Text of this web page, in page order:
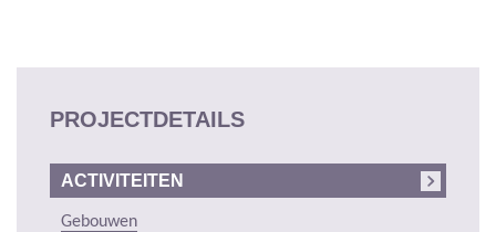
PROJECTDETAILS
ACTIVITEITEN
Gebouwen